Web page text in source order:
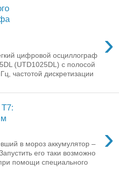
›
цифровой осциллограф
(UTD1025DL) с полосой
частотой дискретизации
›
в мороз аккумулятор –
его таки возможно
помощи специального